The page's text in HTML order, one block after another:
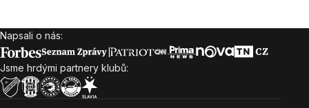
Zápatí
Napsali o nás:
Jsme hrdými partnery klubů: